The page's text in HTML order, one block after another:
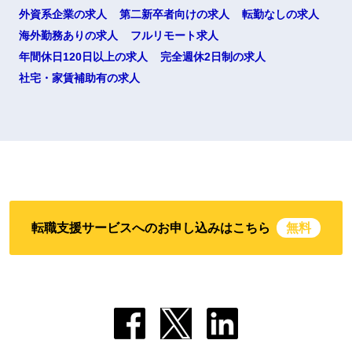
外資系企業の求人
第二新卒者向けの求人
転勤なしの求人
海外勤務ありの求人
フルリモート求人
年間休日120日以上の求人
完全週休2日制の求人
社宅・家賃補助有の求人
転職支援サービスへのお申し込みはこちら 無料